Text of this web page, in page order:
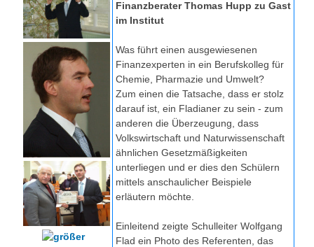
Finanzberater Thomas Hupp zu Gast
im Institut
Was führt einen ausgewiesenen
Finanzexperten in ein Berufskolleg für
Chemie, Pharmazie und Umwelt?
Zum einen die Tatsache, dass er stolz
darauf ist, ein Fladianer zu sein - zum
anderen die Überzeugung, dass
Volkswirtschaft und Naturwissenschaft
ähnlichen Gesetzmäßigkeiten
unterliegen und er dies den Schülern
mittels anschaulicher Beispiele
erläutern möchte.
Einleitend zeigte Schulleiter Wolfgang
Flad ein Photo des Referenten, das